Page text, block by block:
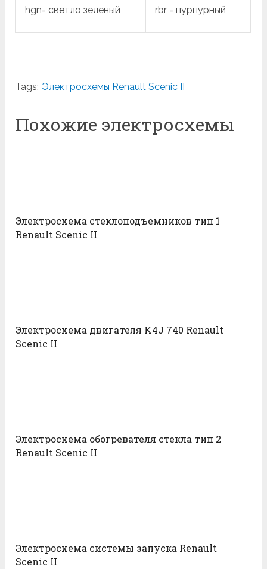
hgn= светло зеленый rbr = пурпурный
Tags: Электросхемы Renault Scenic II
Похожие электросхемы
Электросхема стеклоподъемников тип 1
Renault Scenic II
Электросхема двигателя K4J 740 Renault
Scenic II
Электросхема обогревателя стекла тип 2
Renault Scenic II
Электросхема системы запуска Renault
Scenic II